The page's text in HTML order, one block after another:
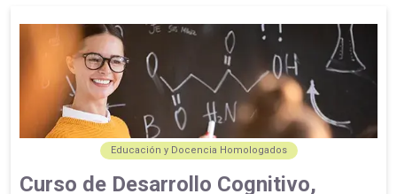
Educación y Docencia Homologados
Curso de Desarrollo Cognitivo,